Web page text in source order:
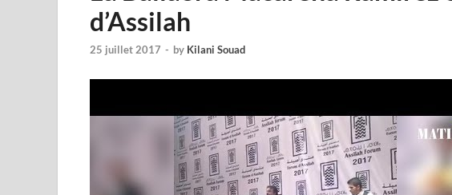
d’Assilah
25 juillet 2017 - by Kilani Souad